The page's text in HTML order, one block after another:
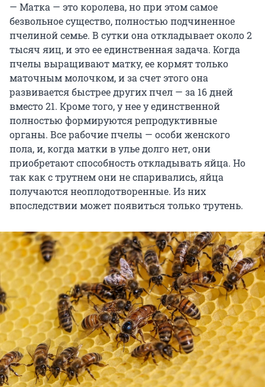
— Матка — это королева, но при этом самое
безвольное существо, полностью подчиненное
пчелиной семье. В сутки она откладывает около 2
тысяч яиц, и это ее единственная задача. Когда
пчелы выращивают матку, ее кормят только
маточным молочком, и за счет этого она
развивается быстрее других пчел — за 16 дней
вместо 21. Кроме того, у нее у единственной
полностью формируются репродуктивные
органы. Все рабочие пчелы — особи женского
пола, и, когда матки в улье долго нет, они
приобретают способность откладывать яйца. Но
так как с трутнем они не спаривались, яйца
получаются неоплодотворенные. Из них
впоследствии может появиться только трутень.